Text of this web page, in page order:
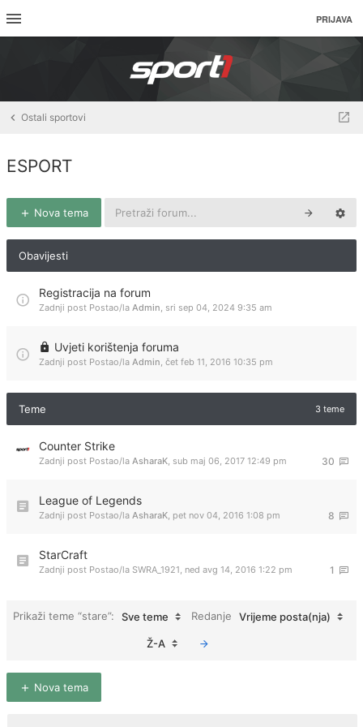
PRIJAVA
Ostali sportovi
ESPORT
Nova tema
Obavijesti
Registracija na forum
Zadnji post Postao/la Admin, sri sep 04, 2024 9:35 am
Uvjeti korištenja foruma
Zadnji post Postao/la Admin, čet feb 11, 2016 10:35 pm
Teme 3 teme
Counter Strike
30
Zadnji post Postao/la AsharaK, sub maj 06, 2017 12:49 pm
League of Legends
8
Zadnji post Postao/la AsharaK, pet nov 04, 2016 1:08 pm
StarCraft
1
Zadnji post Postao/la SWRA_1921, ned avg 14, 2016 1:22 pm
Prikaži teme “stare”: Sve teme Redanje Vrijeme posta(nja)
Ž-A
Nova tema